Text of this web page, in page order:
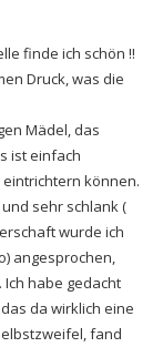
finde ich schön !!
Druck, was die
Mädel, das
ist einfach
können.
sehr schlank (
wurde ich
angesprochen,
habe gedacht
da wirklich eine
fand